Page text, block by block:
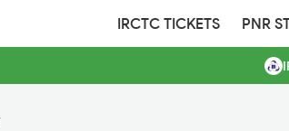
IRCTC TICKETS PNR